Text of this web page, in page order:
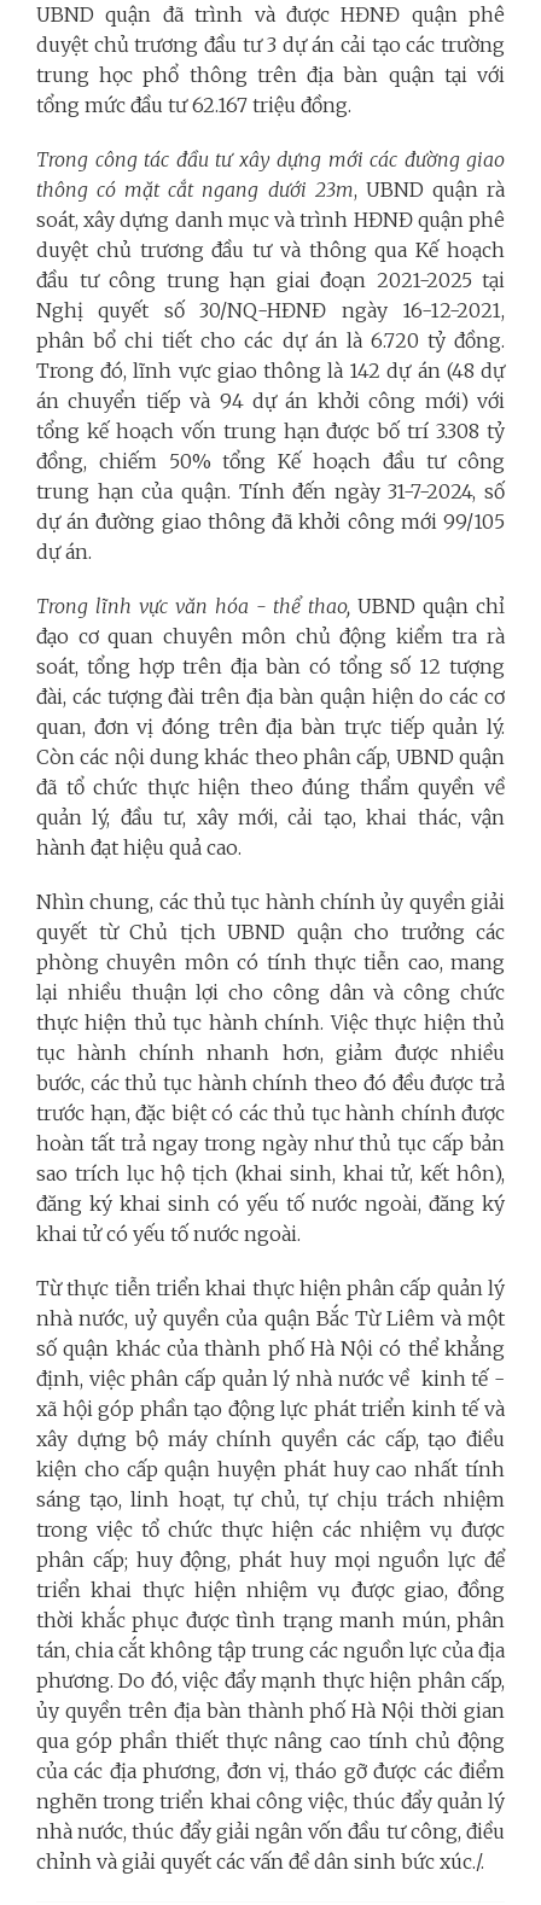
UBND quận đã trình và được HĐNĐ quận phê
duyệt chủ trương đầu tư 3 dự án cải tạo các trường
trung học phổ thông trên địa bàn quận tại với
tổng mức đầu tư 62.167 triệu đồng.
Trong công tác đầu tư xây dựng mới các đường giao
thông có mặt cắt ngang dưới 23m, UBND quận rà
soát, xây dựng danh mục và trình HĐNĐ quận phê
duyệt chủ trương đầu tư và thông qua Kế hoạch
đầu tư công trung hạn giai đoạn 2021-2025 tại
Nghị quyết số 30/NQ-HĐNĐ ngày 16-12-2021,
phân bổ chi tiết cho các dự án là 6.720 tỷ đồng.
Trong đó, lĩnh vực giao thông là 142 dự án (48 dự
án chuyển tiếp và 94 dự án khởi công mới) với
tổng kế hoạch vốn trung hạn được bố trí 3.308 tỷ
đồng, chiếm 50% tổng Kế hoạch đầu tư công
trung hạn của quận. Tính đến ngày 31-7-2024, số
dự án đường giao thông đã khởi công mới 99/105
dự án.
Trong lĩnh vực văn hóa - thể thao, UBND quận chỉ
đạo cơ quan chuyên môn chủ động kiểm tra rà
soát, tổng hợp trên địa bàn có tổng số 12 tượng
đài, các tượng đài trên địa bàn quận hiện do các cơ
quan, đơn vị đóng trên địa bàn trực tiếp quản lý.
Còn các nội dung khác theo phân cấp, UBND quận
đã tổ chức thực hiện theo đúng thẩm quyền về
quản lý, đầu tư, xây mới, cải tạo, khai thác, vận
hành đạt hiệu quả cao.
Nhìn chung, các thủ tục hành chính ủy quyền giải
quyết từ Chủ tịch UBND quận cho trưởng các
phòng chuyên môn có tính thực tiễn cao, mang
lại nhiều thuận lợi cho công dân và công chức
thực hiện thủ tục hành chính. Việc thực hiện thủ
tục hành chính nhanh hơn, giảm được nhiều
bước, các thủ tục hành chính theo đó đều được trả
trước hạn, đặc biệt có các thủ tục hành chính được
hoàn tất trả ngay trong ngày như thủ tục cấp bản
sao trích lục hộ tịch (khai sinh, khai tử, kết hôn),
đăng ký khai sinh có yếu tố nước ngoài, đăng ký
khai tử có yếu tố nước ngoài.
Từ thực tiễn triển khai thực hiện phân cấp quản lý
nhà nước, uỷ quyền của quận Bắc Từ Liêm và một
số quận khác của thành phố Hà Nội có thể khẳng
định, việc phân cấp quản lý nhà nước về kinh tế -
xã hội góp phần tạo động lực phát triển kinh tế và
xây dựng bộ máy chính quyền các cấp, tạo điều
kiện cho cấp quận huyện phát huy cao nhất tính
sáng tạo, linh hoạt, tự chủ, tự chịu trách nhiệm
trong việc tổ chức thực hiện các nhiệm vụ được
phân cấp; huy động, phát huy mọi nguồn lực để
triển khai thực hiện nhiệm vụ được giao, đồng
thời khắc phục được tình trạng manh mún, phân
tán, chia cắt không tập trung các nguồn lực của địa
phương. Do đó, việc đẩy mạnh thực hiện phân cấp,
ủy quyền trên địa bàn thành phố Hà Nội thời gian
qua góp phần thiết thực nâng cao tính chủ động
của các địa phương, đơn vị, tháo gỡ được các điểm
nghẽn trong triển khai công việc, thúc đẩy quản lý
nhà nước, thúc đẩy giải ngân vốn đầu tư công, điều
chỉnh và giải quyết các vấn đề dân sinh bức xúc./.